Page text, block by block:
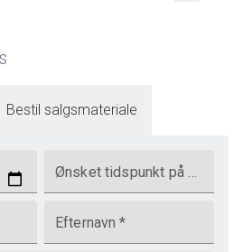
Bestil salgsmateriale
Ønsket tidspunkt på dagen
Efternavn *